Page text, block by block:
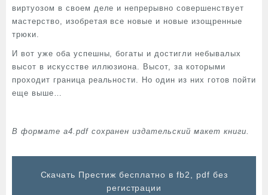
виртуозом в своем деле и непрерывно совершенствует
мастерство, изобретая все новые и новые изощренные
трюки.
И вот уже оба успешны, богаты и достигли небывалых
высот в искусстве иллюзиона. Высот, за которыми
проходит граница реальности. Но один из них готов пойти
еще выше…
В формате a4.pdf сохранен издательский макет книги.
Cкачать Престиж бесплатно в fb2, pdf без
регистрации